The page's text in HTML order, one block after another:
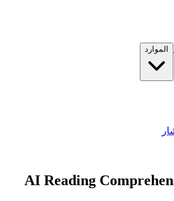
الموارد
AI Reading